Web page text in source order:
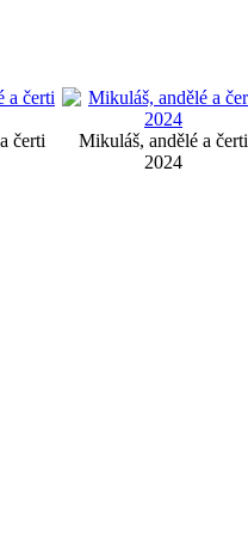
čerti
Mikuláš, andělé a čerti
2024